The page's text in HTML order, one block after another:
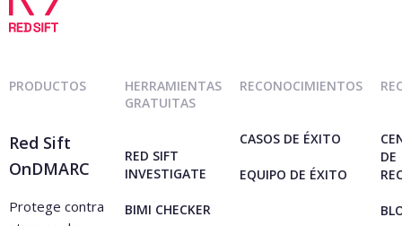
PRODUCTOS
Red Sift
OnDMARC
Protege contra
HERRAMIENTAS
GRATUITAS
RED SIFT
INVESTIGATE
BIMI CHECKER
RECONOCIMIENTOS
CASOS DE ÉXITO
EQUIPO DE ÉXITO
DE